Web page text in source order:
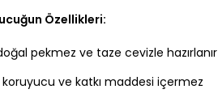
Özellikleri:
pekmez ve taze cevizle hazırlanır
koruyucu ve katkı maddesi içermez